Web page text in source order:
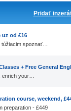
Pridať
uz od £16
spoznať…
+ Free General
enrich your…
course, weekend,
preparation - £449